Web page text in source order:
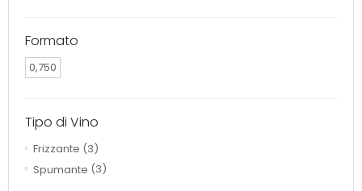
Formato
0,750
Tipo di Vino
Frizzante (3)
Spumante (3)